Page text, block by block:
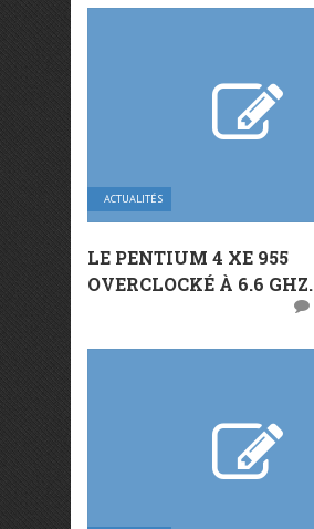
ACTUALITÉS
LE PENTIUM 4 XE 955
OVERCLOCKÉ À 6.6 GHZ.